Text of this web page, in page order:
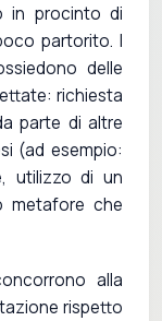
in procinto di
partorito. I
delle
richiesta
parte di altre
(ad esempio:
utilizzo di un
metafore che
alla
rispetto